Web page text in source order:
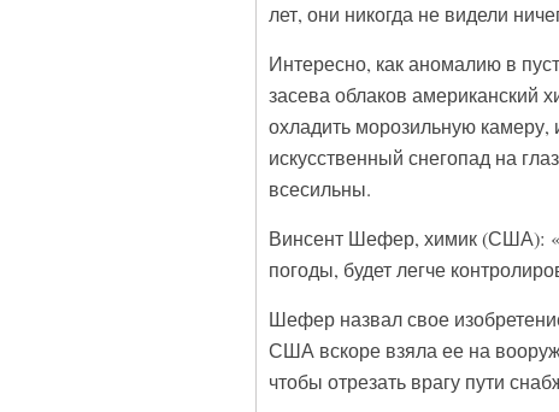
лет, они никогда не видели
Интересно, как аномалию в
засева облаков американский
охладить морозильную камеру,
искусственный снегопад на
всесильны.
Винсент Шефер, химик (США):
погоды, будет легче
Шефер назвал свое
США вскоре взяла ее на
чтобы отрезать врагу пути